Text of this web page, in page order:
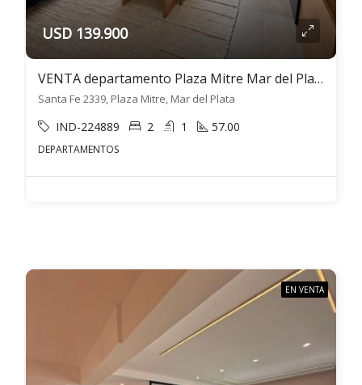
USD 139.900
VENTA departamento Plaza Mitre Mar del Plata 3 ambientes
Santa Fe 2339, Plaza Mitre, Mar del Plata
IND-224889 2 1 57.00
DEPARTAMENTOS
EN VENTA